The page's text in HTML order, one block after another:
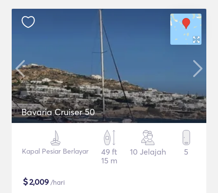
Bavaria Cruiser 50
Kapal Pesiar Berlayar
49 ft
15 m
10 Jelajah 5
$2,009 /hari